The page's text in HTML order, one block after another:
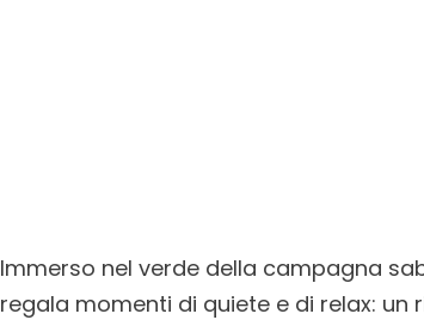
Immerso nel verde della campagna
regala momenti di quiete e di relax: